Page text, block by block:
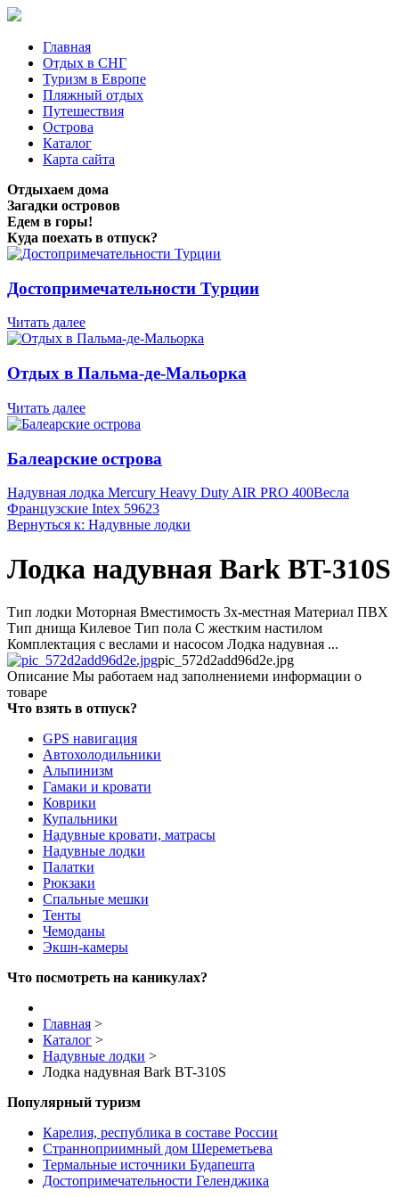
Главная
Отдых в СНГ
Туризм в Европе
Пляжный отдых
Путешествия
Острова
Каталог
Карта сайта
Отдыхаем дома
Загадки островов
Едем в горы!
Куда поехать в отпуск?
Достопримечательности Турции
Читать далее
Отдых в Пальма-де-Мальорка
Читать далее
Балеарские острова
Надувная лодка Mercury Heavy Duty AIR PRO 400Весла
Французские Intex 59623
Вернуться к: Надувные лодки
Лодка надувная Bark BT-310S
Тип лодки Моторная Вместимость 3х-местная Материал ПВХ
Тип днища Килевое Тип пола С жестким настилом
Комплектация c веслами и насосом Лодка надувная ...
pic_572d2add96d2e.jpg
Описание Мы работаем над заполнениеми информации о
товаре
Что взять в отпуск?
GPS навигация
Автохолодильники
Альпинизм
Гамаки и кровати
Коврики
Купальники
Надувные кровати, матрасы
Надувные лодки
Палатки
Рюкзаки
Спальные мешки
Тенты
Чемоданы
Экшн-камеры
Что посмотреть на каникулах?
Главная >
Каталог >
Надувные лодки >
Лодка надувная Bark BT-310S
Популярный туризм
Карелия, республика в составе России
Странноприимный дом Шереметьева
Термальные источники Будапешта
Достопримечательности Геленджика